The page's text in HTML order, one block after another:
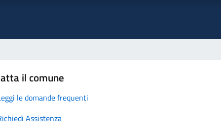
il comune
le domande frequenti
Assistenza